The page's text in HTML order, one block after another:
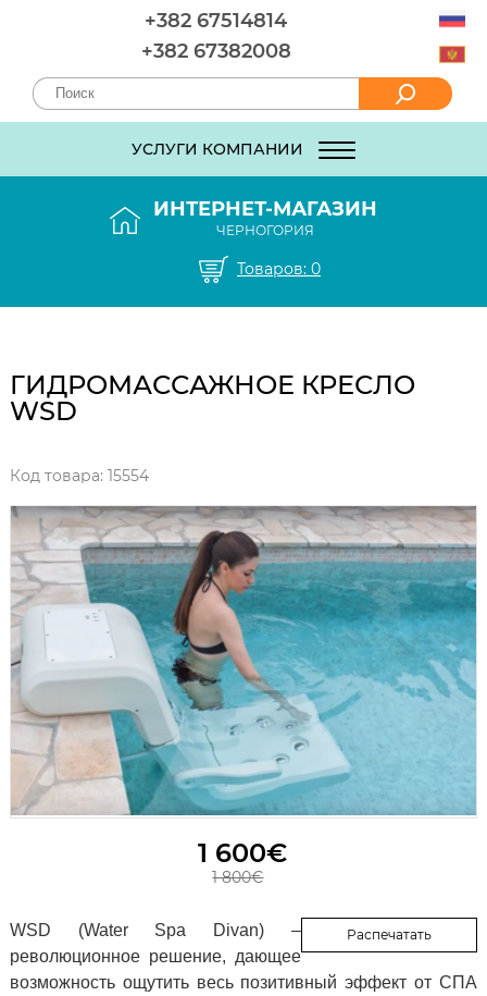
+382 67514814
+382 67382008
УСЛУГИ КОМПАНИИ
ИНТЕРНЕТ-МАГАЗИН
ЧЕРНОГОРИЯ
Товаров: 0
ГИДРОМАССАЖНОЕ КРЕСЛО
WSD
Код товара: 15554
1 600€
1 800€
Распечатать
WSD (Water Spa Divan) –
революционное решение, дающее
возможность ощутить весь позитивный эффект от СПА